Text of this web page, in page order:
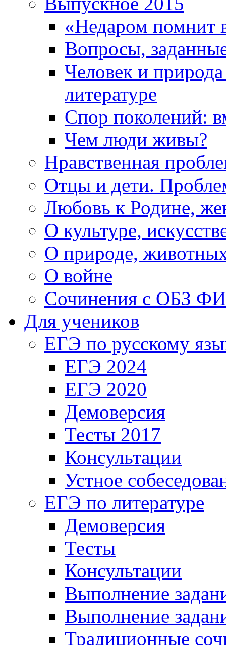
«Недаром помнит
Вопросы,
Человек и
литературе
Спор поколений:
Чем люди живы?
Нравственная
Отцы и дети.
Любовь к Родине,
О культуре,
О природе,
О войне
Сочинения с ОБЗ
Для учеников
ЕГЭ по русскому
ЕГЭ 2024
ЕГЭ 2020
Демоверсия
Тесты 2017
Консультации
Устное
ЕГЭ по литературе
Демоверсия
Тесты
Консультации
Выполнение
Выполнение
Традиционные